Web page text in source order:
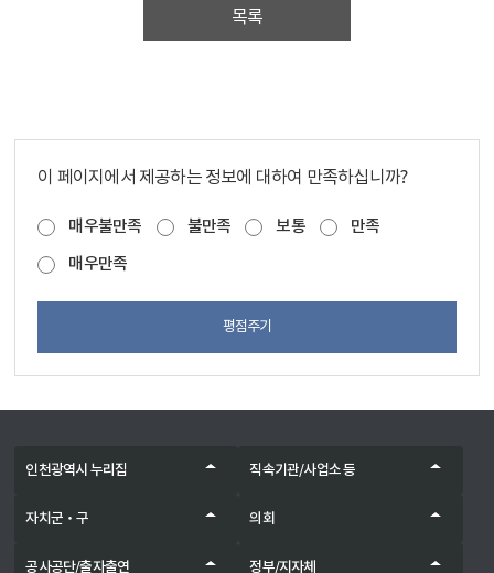
목록
이 페이지에서 제공하는 정보에 대하여 만족하십니까?
매우불만족 불만족 보통
만족
매우만족
평점주기
인천광역시 누리집 직속기관/사업소 등
자치군‧구 의회
공사공단/출자출연 정부/지자체